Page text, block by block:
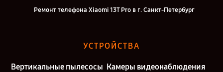
Ремонт телефона Xiaomi 13T Pro в г. Санкт-Петербург
УСТРОЙСТВА
Вертикальные пылесосы Камеры видеонаблюдения